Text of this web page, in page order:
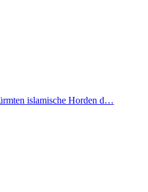
islamische Horden d…